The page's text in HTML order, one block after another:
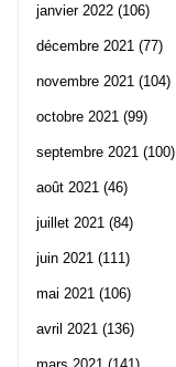
janvier 2022 (106)
décembre 2021 (77)
novembre 2021 (104)
octobre 2021 (99)
septembre 2021 (100)
août 2021 (46)
juillet 2021 (84)
juin 2021 (111)
mai 2021 (106)
avril 2021 (136)